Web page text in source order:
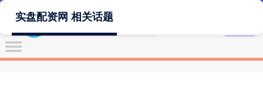
实盘配资网 相关话题